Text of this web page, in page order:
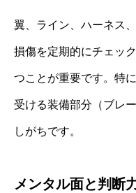
翼、ライン、ハーネス
損傷を定期的にチェッ
つことが重要です。特
受ける装備部分（ブレ
しがちです。
メンタル面と判断